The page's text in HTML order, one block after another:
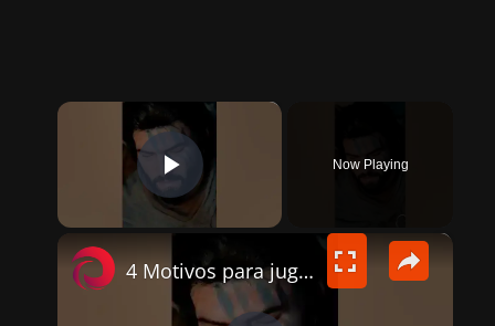
×
PLAY VIDEO
Now Playing
×
4 Motivos para jugar a Crimson Desert ¿Vale la pena? #gaming